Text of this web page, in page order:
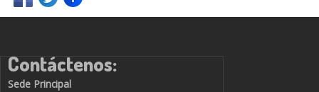
Contáctenos:
Sede Principal